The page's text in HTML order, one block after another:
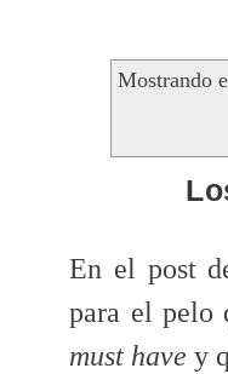
Mostrando
En el post
para el pelo
must have y